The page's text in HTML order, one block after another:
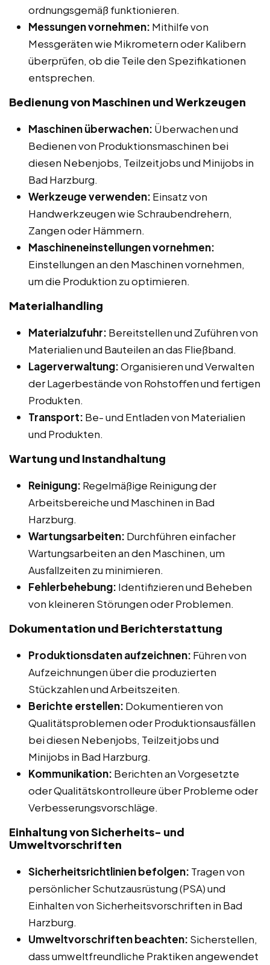
ordnungsgemäß funktionieren.
Messungen vornehmen: Mithilfe von
Messgeräten wie Mikrometern oder Kalibern
überprüfen, ob die Teile den Spezifikationen
entsprechen.
Bedienung von Maschinen und Werkzeugen
Maschinen überwachen: Überwachen und
Bedienen von Produktionsmaschinen bei
diesen Nebenjobs, Teilzeitjobs und Minijobs in
Bad Harzburg.
Werkzeuge verwenden: Einsatz von
Handwerkzeugen wie Schraubendrehern,
Zangen oder Hämmern.
Maschineneinstellungen vornehmen:
Einstellungen an den Maschinen vornehmen,
um die Produktion zu optimieren.
Materialhandling
Materialzufuhr: Bereitstellen und Zuführen von
Materialien und Bauteilen an das Fließband.
Lagerverwaltung:Organisieren und Verwalten
der Lagerbestände von Rohstoffen und fertigen
Produkten.
Transport: Be- und Entladen von Materialien
und Produkten.
Wartung und Instandhaltung
Reinigung: Regelmäßige Reinigung der
Arbeitsbereiche und Maschinen in Bad
Harzburg.
Wartungsarbeiten: Durchführen einfacher
Wartungsarbeiten an den Maschinen, um
Ausfallzeiten zu minimieren.
Fehlerbehebung: Identifizieren und Beheben
von kleineren Störungen oder Problemen.
Dokumentation und Berichterstattung
Produktionsdaten aufzeichnen: Führen von
Aufzeichnungen über die produzierten
Stückzahlen und Arbeitszeiten.
Berichte erstellen: Dokumentieren von
Qualitätsproblemen oder Produktionsausfällen
bei diesen Nebenjobs, Teilzeitjobs und
Minijobs in Bad Harzburg.
Kommunikation: Berichten an Vorgesetzte
oder Qualitätskontrolleure über Probleme oder
Verbesserungsvorschläge.
Einhaltung von Sicherheits- und
Umweltvorschriften
Sicherheitsrichtlinien befolgen: Tragen von
persönlicher Schutzausrüstung (PSA) und
Einhalten von Sicherheitsvorschriften in Bad
Harzburg.
Umweltvorschriften beachten: Sicherstellen,
dass umweltfreundliche Praktiken angewendet